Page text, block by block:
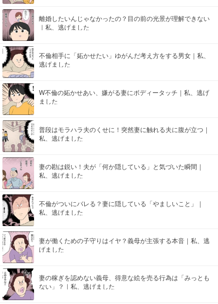
離婚したいんじゃなかったの？目の前の光景が理解できない
｜私、逃げました
不倫相手に「妬かせたい」ゆがんだ考え方をする男女｜私、
逃げました
W不倫の妬かせあい、嫌がる妻にボディータッチ｜私、逃げ
ました
普段はモラハラ夫のくせに！突然妻に触れる夫に腹が立つ｜
私、逃げました
妻の勘は鋭い！夫が「何か隠している」と気づいた瞬間｜
私、逃げました
不倫がついにバレる？妻に隠している「やましいこと」｜
私、逃げました
妻が働くための子守りはイヤ？義母が主張する本音｜私、逃
げました
妻の稼ぎを認めない義母、得意な絵を売る行為は「みっとも
ない」？｜私、逃げました